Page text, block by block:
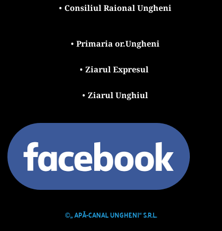
Consiliul Raional Ungheni
Primaria or.Ungheni
Ziarul Expresul
Ziarul Unghiul
©„ APĂ-CANAL UNGHENI“ S.R.L.